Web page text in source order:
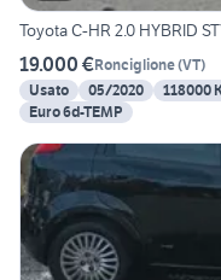
Toyota C-HR 2.0 HYBRID
19.000 €Ronciglione(VT)
Usato
05/2020 118000
Euro 6d-TEMP